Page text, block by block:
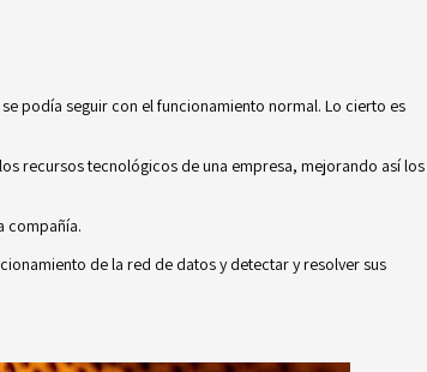
podía seguir con el funcionamiento normal. Lo cierto es
recursos tecnológicos de una empresa, mejorando así los
compañía.
de la red de datos y detectar y resolver sus